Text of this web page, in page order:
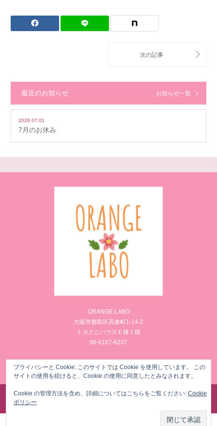
最近のお知らせ お知らせ一覧
2026.07.01
7月のお休み
ORANGE LABO
大阪市都島区高倉町1-14-2
トヨクニハウスＥ棟１階
06-6167-6237
Facebook
Instagram
©様々な女性のからだのお悩みを筋膜リリースでメンテナンス ORANGE LABO . All Rights
プライバシーと Cookie: このサイトでは Cookie を使用しています。 この
サイトの使用を続けると、Cookie の使用に同意したとみなされます。
Cookie の管理方法を含め、詳細についてはこちらをご覧ください: Cookie
ポリシー